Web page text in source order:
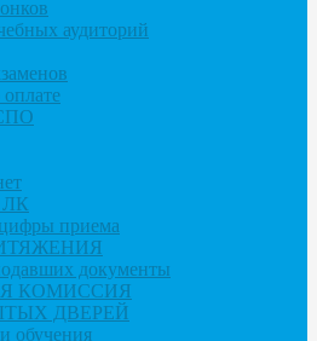
аудиторий
ЛК
приема
документы
КОМИССИЯ
ДВЕРЕЙ
обучения